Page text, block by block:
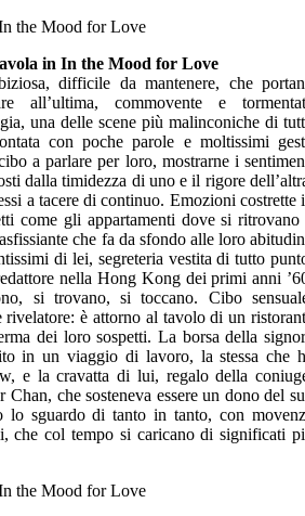
in In the Mood for Love
difficile da mantenere, che
all’ultima, commovente e
una delle scene più malinconiche di
con poche parole e moltissimi
a parlare per loro, mostrarne i
dalla timidezza di uno e il rigore
a tacere di continuo. Emozioni costrette
come gli appartamenti dove si ritrovano
che fa da sfondo alle loro
di lei, segreteria vestita di tutto
nella Hong Kong dei primi anni
si trovano, si toccano. Cibo
rivelatore: è attorno al tavolo di un
dei loro sospetti. La borsa della
in un viaggio di lavoro, la stessa che
e la cravatta di lui, regalo della
Chan, che sosteneva essere un dono del
lo sguardo di tanto in tanto, con
che col tempo si caricano di significati